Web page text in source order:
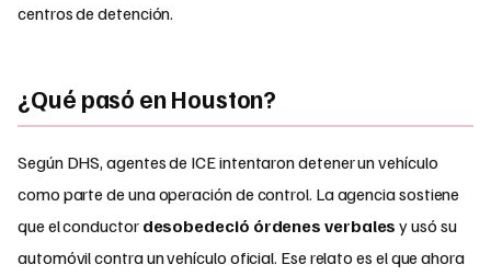
centros de detención.
¿Qué pasó en Houston?
Según DHS, agentes de ICE intentaron detener un vehículo
como parte de una operación de control. La agencia sostiene
que el conductor desobedeció órdenes verbales y usó su
automóvil contra un vehículo oficial. Ese relato es el que ahora